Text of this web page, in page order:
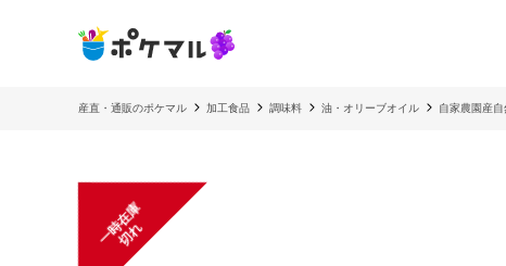
産直・通販のポケマル 加工食品 調味料 油・オリーブオイル 自家農園産
一
時
在
庫
切
れ